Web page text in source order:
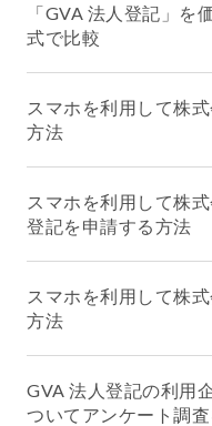
「GVA 法人登記」を
式で比較
スマホを利用して株
方法
スマホを利用して株
登記を申請する方法
スマホを利用して株
方法
GVA 法人登記の利用
ついてアンケート調